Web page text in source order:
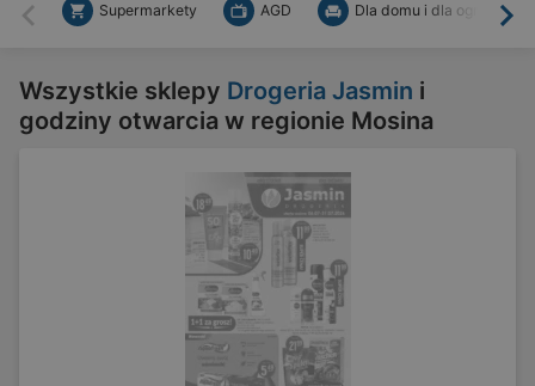
Wstecz
Supermarkety AGD Dla domu i dla ogrodu
Wszystkie sklepy Drogeria Jasmin i
godziny otwarcia w regionie Mosina